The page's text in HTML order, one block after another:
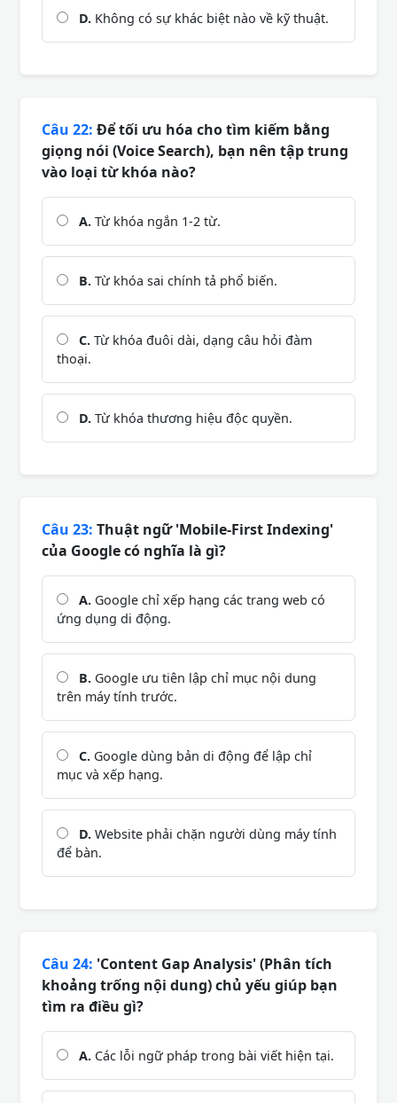
D. Không có sự khác biệt nào về kỹ thuật.
Câu 22: Để tối ưu hóa cho tìm kiếm bằng
giọng nói (Voice Search), bạn nên tập trung
vào loại từ khóa nào?
A. Từ khóa ngắn 1-2 từ.
B. Từ khóa sai chính tả phổ biến.
C. Từ khóa đuôi dài, dạng câu hỏi đàm
thoại.
D. Từ khóa thương hiệu độc quyền.
Câu 23: Thuật ngữ 'Mobile-First Indexing'
của Google có nghĩa là gì?
A. Google chỉ xếp hạng các trang web có
ứng dụng di động.
B. Google ưu tiên lập chỉ mục nội dung
trên máy tính trước.
C. Google dùng bản di động để lập chỉ
mục và xếp hạng.
D. Website phải chặn người dùng máy tính
để bàn.
Câu 24: 'Content Gap Analysis' (Phân tích
khoảng trống nội dung) chủ yếu giúp bạn
tìm ra điều gì?
A. Các lỗi ngữ pháp trong bài viết hiện tại.